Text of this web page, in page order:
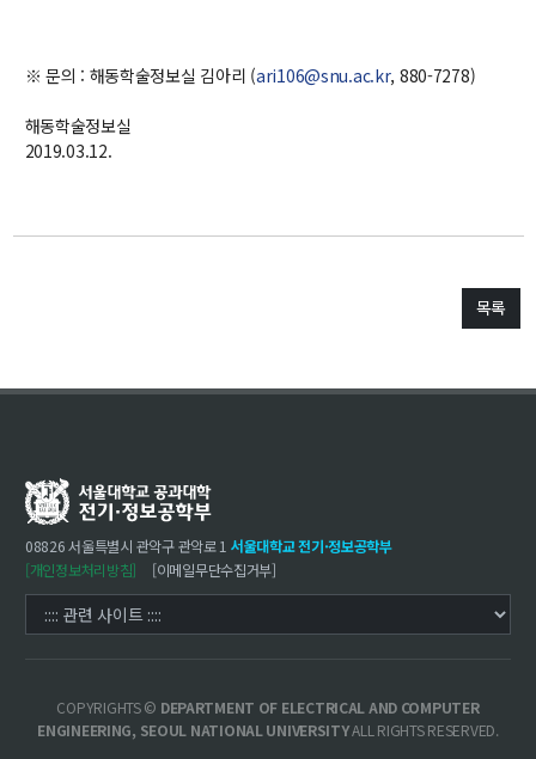
커뮤니티
30주년
30주년 기념 동영상
회고록
학부장 감사 인사
※ 문의 : 해동학술정보실 김아리 (ari106@snu.ac.kr, 880-7278)
해동학술정보실
2019.03.12.
목록
08826 서울특별시 관악구 관악로 1 서울대학교 전기·정보공학부
[개인정보처리방침]
[이메일무단수집거부]
COPYRIGHTS © DEPARTMENT OF ELECTRICAL AND COMPUTER
ENGINEERING, SEOUL NATIONAL UNIVERSITYALL RIGHTS RESERVED.